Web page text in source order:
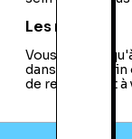
Les retours
Vous avez
dans le magasin
de retour sont à